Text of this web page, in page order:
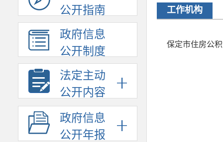
公开指南
政府信息
公开制度
法定主动
公开内容
政府信息
公开年报
工作机构
保定市住房公